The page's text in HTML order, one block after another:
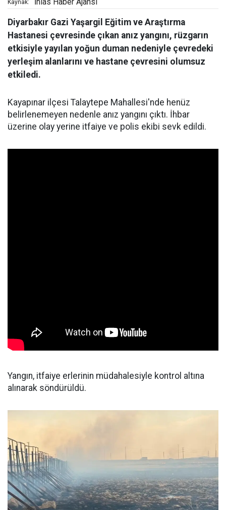
Kaynak:
Diyarbakır Gazi Yaşargil Eğitim ve Araştırma
Hastanesi çevresinde çıkan anız yangını, rüzgarın
etkisiyle yayılan yoğun duman nedeniyle çevredeki
yerleşim alanlarını ve hastane çevresini olumsuz
etkiledi.
Kayapınar ilçesi Talaytepe Mahallesi'nde henüz
belirlenemeyen nedenle anız yangını çıktı. İhbar
üzerine olay yerine itfaiye ve polis ekibi sevk edildi.
Yangın, itfaiye erlerinin müdahalesiyle kontrol altına
alınarak söndürüldü.